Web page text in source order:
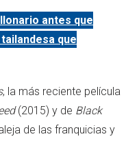
antes que
que
, la más reciente película
(2015) y de Black
de las franquicias y